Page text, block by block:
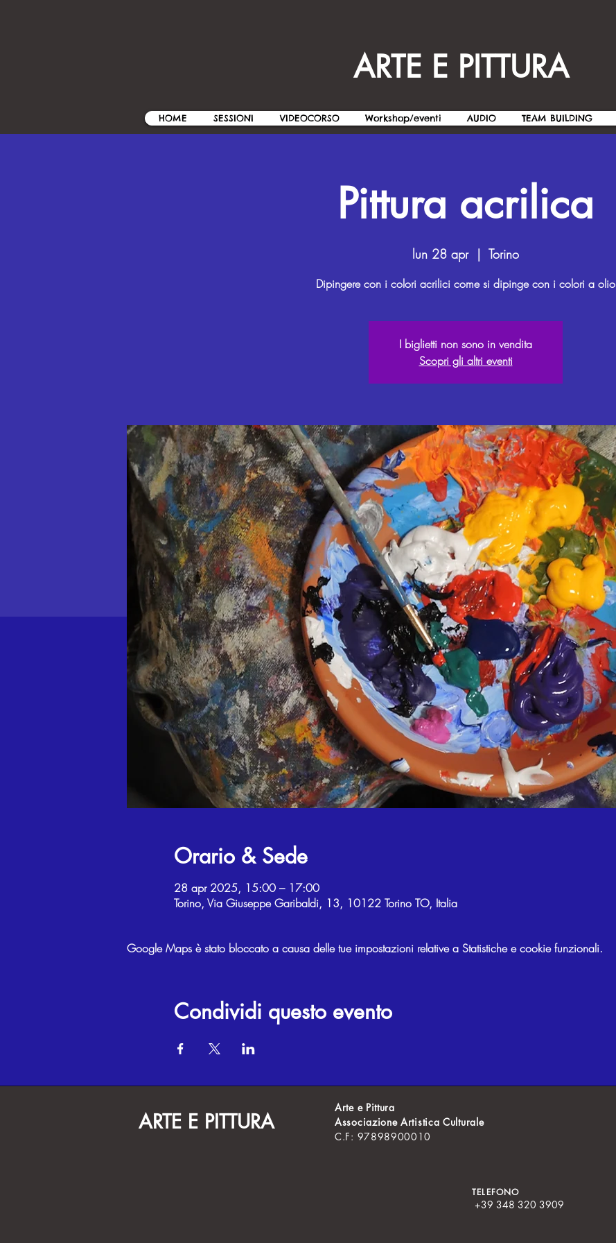
ARTE E PITTURA
HOME SESSIONI VIDEOCORSO Workshop/eventi AUDIO TEAM BUILDING
Pittura acrilica
lun 28 apr
  |
Torino
Dipingere con i colori acrilici come si dipinge con i colori a olio
I biglietti non sono in vendita
Scopri gli altri eventi
Orario & Sede
28 apr 2025, 15:00 – 17:00
Torino, Via Giuseppe Garibaldi, 13, 10122 Torino TO, Italia
Google Maps è stato bloccato a causa delle tue impostazioni relative a Statistiche e cookie funzionali.
Condividi questo evento
ARTE E PITTURA
Arte e Pittura
Associazione Artistica Culturale
C.F: 97898900010
TELEFONO
+39 348 320 3909